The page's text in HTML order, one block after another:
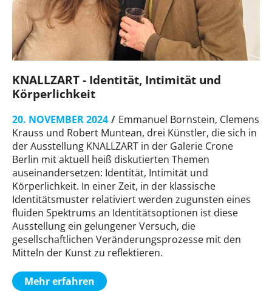
KNALLZART - Identität, Intimität und
Körperlichkeit
20. NOVEMBER 2024
Emmanuel Bornstein, Clemens
Krauss und Robert Muntean, drei Künstler, die sich in
der Ausstellung KNALLZART in der Galerie Crone
Berlin mit aktuell heiß diskutierten Themen
auseinandersetzen: Identität, Intimität und
Körperlichkeit. In einer Zeit, in der klassische
Identitätsmuster relativiert werden zugunsten eines
fluiden Spektrums an Identitätsoptionen ist diese
Ausstellung ein gelungener Versuch, die
gesellschaftlichen Veränderungsprozesse mit den
Mitteln der Kunst zu reflektieren.
Mehr erfahren